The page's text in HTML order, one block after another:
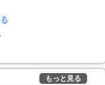
もっと見る